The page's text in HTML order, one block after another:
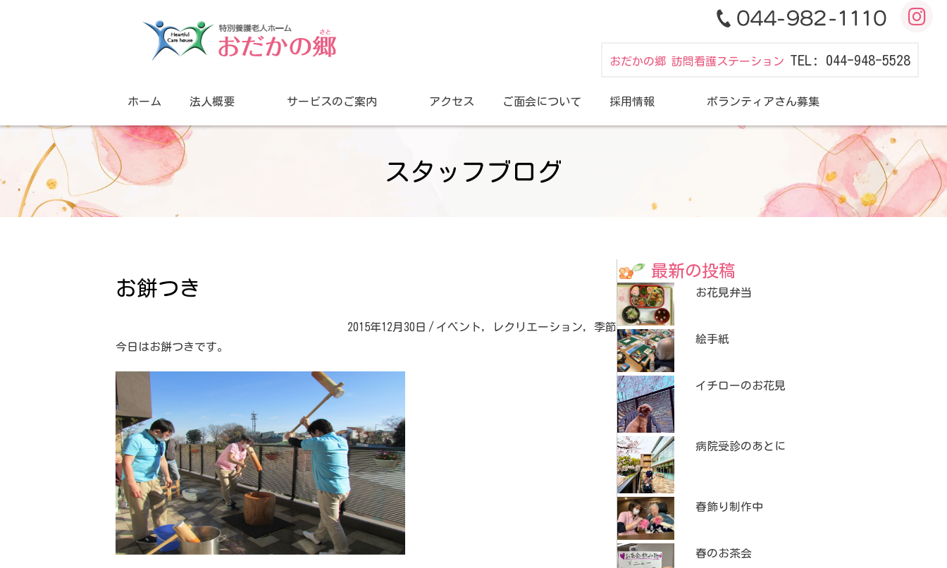
おだかの郷 訪問看護ステーション TEL: 044-948-5528
ホーム 法人概要 サービスのご案内 アクセス ご面会について 採用情報 ボランティアさん募集
スタッフブログ
お餅つき
2015年12月30日 / イベント, レクリエーション,季節
今日はお餅つきです。
最新の投稿
お花見弁当
絵手紙
イチローのお花見
病院受診のあとに
春飾り制作中
春のお茶会